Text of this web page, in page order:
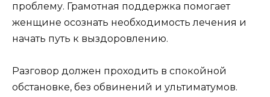
проблему. Грамотная поддержка помогает
женщине осознать необходимость лечения и
начать путь к выздоровлению.
Разговор должен проходить в спокойной
обстановке, без обвинений и ультиматумов.